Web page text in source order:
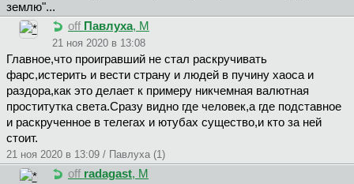
землю"...
off Павлуха, М
21 ноя 2020 в 13:08
Главное,что проигравший не стал раскручивать
фарс,истерить и вести страну и людей в пучину хаоса и
раздора,как это делает к примеру никчемная валютная
проститутка света.Сразу видно где человек,а где подставное
и раскрученное в телегах и ютубах существо,и кто за ней
стоит.
21 ноя 2020 в 13:09 / Павлуха (1)
off radagast, М